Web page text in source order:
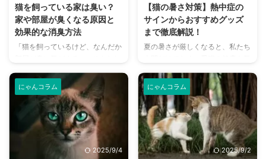
猫を飼っている家は臭い？
家や部屋が臭くなる原因と
効果的な消臭方法
「猫を飼っているけど、なんだか
悩みはありませんか？猫との暮ら
しは幸せで満ちていますが、独特
のにおいが気になるという飼い主
さんは少なくありません。 特
に、来客時などは「うちのにお
い、大丈夫かな？」と不安に感じ
てしまうこともあるでしょう。
この記事では、猫のにおいの原因
【猫の暑さ対策】熱中症の
サインからおすすめグッズ
まで徹底解説！
夏の暑さが厳しくなると、私たち
になりますよね。特に猫は汗腺が
少なく、人間のように汗をかいて
体温を調節することが苦手なた
め、熱中症になりやすい動物で
す。 この記事では、猫の熱中症
の初期サインから、エアコンを使
わずにできる効果的な暑さ対策、
快適に過ごせるひんやりグッズの
にゃんコラム
2025/9/4
にゃんコラム
2025/9/2